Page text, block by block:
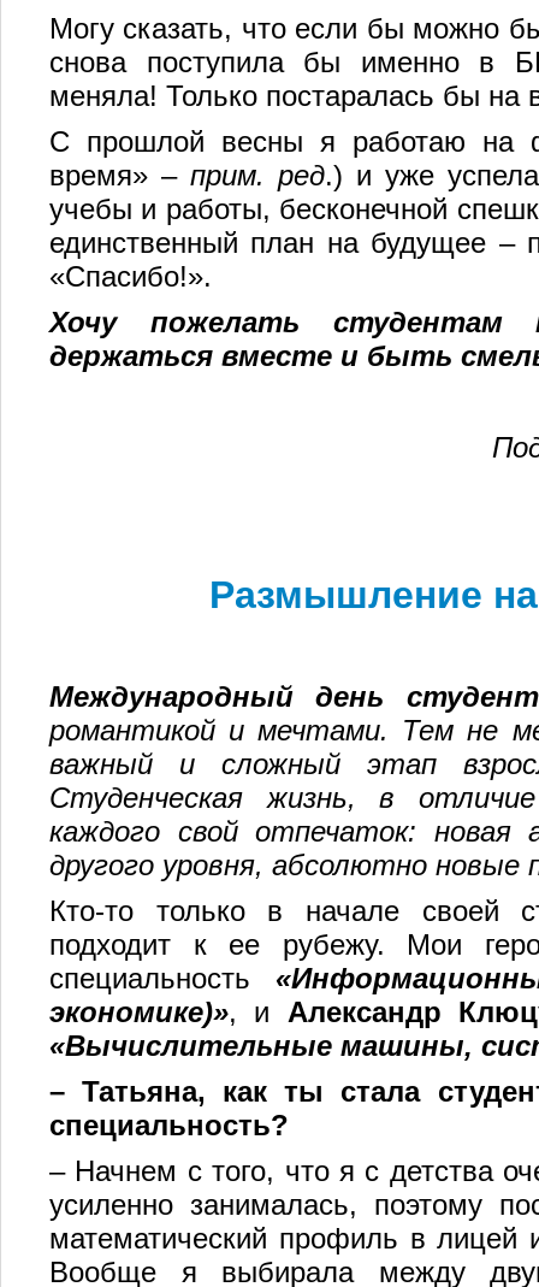
Могу сказать, что если бы можно
снова поступила бы именно в
меняла! Только постаралась бы на
С прошлой весны я работаю на
время» – прим. ред.) и уже
учебы и работы, бесконечной
единственный план на будущее –
«Спасибо!».
Хочу пожелать студентам
держаться вместе и быть
Размышление
Международный день
романтикой и мечтами. Тем не
важный и сложный этап
Студенческая жизнь, в
каждого свой отпечаток: новая
другого уровня, абсолютно
Кто-то только в начале своей
подходит к ее рубежу. Мои
специальность
экономике)», и Александр
«Вычислительные машины,
– Татьяна, как ты стала
специальность?
– Начнем с того, что я с детства
усиленно занималась, поэтому
математический профиль в лицей
Вообще я выбирала между